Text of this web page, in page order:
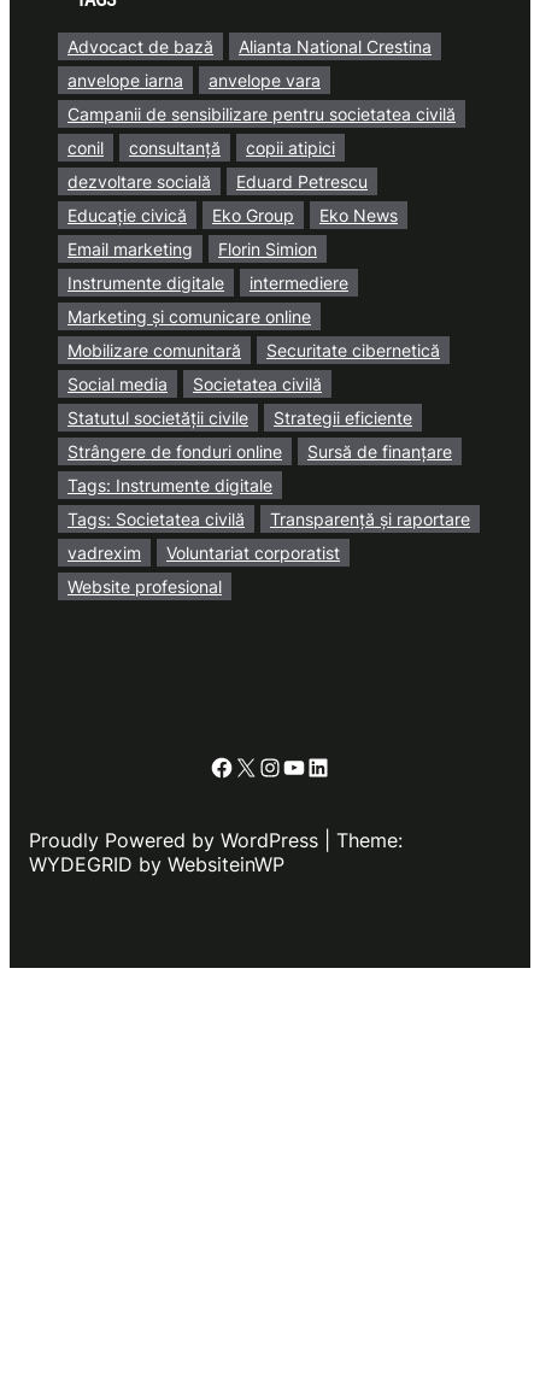
Advocact de bază
Alianta National Crestina
anvelope iarna
anvelope vara
Campanii de sensibilizare pentru societatea civilă
conil
consultanță
copii atipici
dezvoltare socială
Eduard Petrescu
Educație civică
Eko Group
Eko News
Email marketing
Florin Simion
Instrumente digitale
intermediere
Marketing și comunicare online
Mobilizare comunitară
Securitate cibernetică
Social media
Societatea civilă
Statutul societății civile
Strategii eficiente
Strângere de fonduri online
Sursă de finanțare
Tags: Instrumente digitale
Tags: Societatea civilă
Transparență și raportare
vadrexim
Voluntariat corporatist
Website profesional
Facebook
X Instagram
YouTube
LinkedIn
Proudly Powered by WordPress | Theme:
WYDEGRID by WebsiteinWP